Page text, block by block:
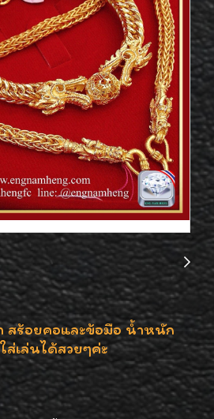
สร้อยคอและข้อมือ น้ำหนัก
ส่เล่นได้สวยๆค่ะ